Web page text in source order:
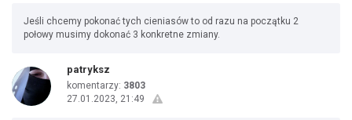
Jeśli chcemy pokonać tych cieniasów to od razu na początku 2
połowy musimy dokonać 3 konkretne zmiany.
patryksz
komentarzy: 3803
27.01.2023, 21:49